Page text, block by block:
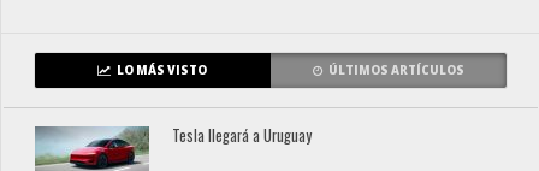
LO MÁS VISTO ÚLTIMOS ARTÍCULOS
Tesla llegará a Uruguay